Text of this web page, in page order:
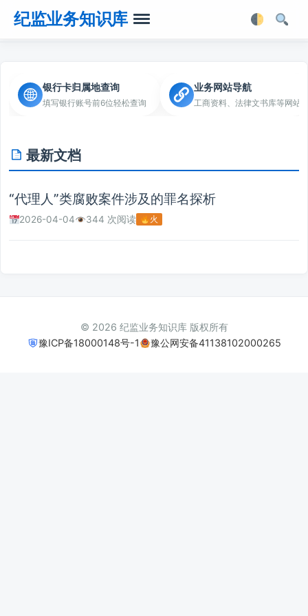
纪监业务知识库
业务知识
业务软件
业务工具箱
银行卡归属地查询
填写银行账号前6位轻松查询
业务网站导航
工商资料、法律文书库等网站
最新文档
“代理人”类腐败案件涉及的罪名探析
2026-04-04 344 次阅读 火
© 2026 纪监业务知识库 版权所有
豫ICP备18000148号-1
豫公网安备41138102000265